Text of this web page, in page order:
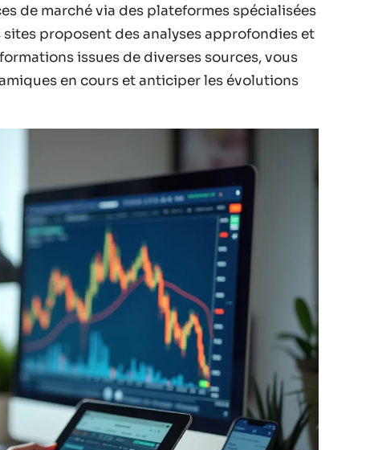
de marché via des plateformes spécialisées
sites proposent des analyses approfondies et
issues de diverses sources, vous
en cours et anticiper les évolutions